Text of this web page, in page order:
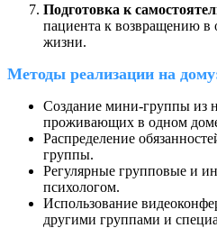
Подготовка к
пациента к возвращению в
жизни.
Методы реализации на дому
Создание мини-группы из
проживающих в одном
Распределение
группы.
Регулярные групповые и
психологом.
Использование
другими группами и